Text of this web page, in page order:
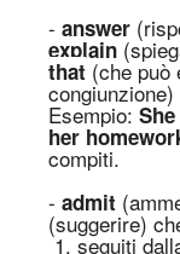
- answer
explain
that (che può
Esempio:
her
compiti.
- admit
(suggerire)
1. seguiti